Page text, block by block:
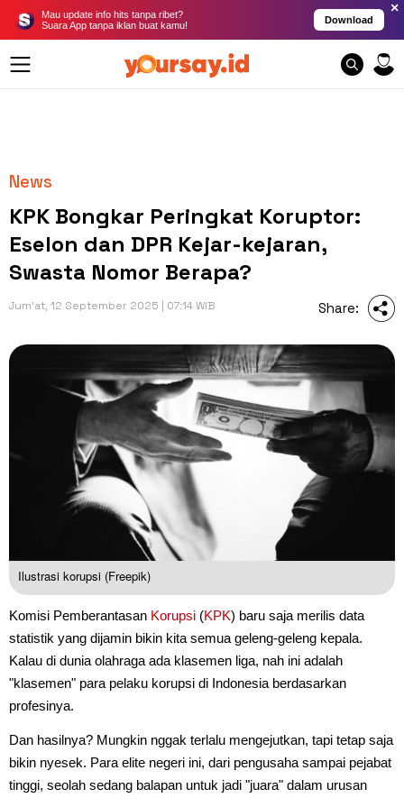
Mau update info hits tanpa ribet?
Suara App tanpa iklan buat kamu!
Download
×
News
KPK Bongkar Peringkat Koruptor:
Eselon dan DPR Kejar-kejaran,
Swasta Nomor Berapa?
Jum'at, 12 September 2025 | 07:14 WIB Share:
Ilustrasi korupsi (Freepik)
Komisi Pemberantasan Korupsi (KPK) baru saja merilis data
statistik yang dijamin bikin kita semua geleng-geleng kepala.
Kalau di dunia olahraga ada klasemen liga, nah ini adalah
"klasemen" para pelaku korupsi di Indonesia berdasarkan
profesinya.
Dan hasilnya? Mungkin nggak terlalu mengejutkan, tapi tetap saja
bikin nyesek. Para elite negeri ini, dari pengusaha sampai pejabat
tinggi, seolah sedang balapan untuk jadi "juara" dalam urusan